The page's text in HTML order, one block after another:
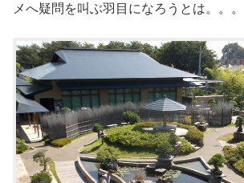
メへ疑問を叫ぶ羽目になろうとは。。。